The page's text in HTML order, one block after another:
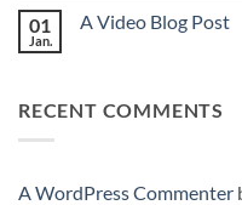
A
Gallery
A
01
Jan.
A Video Blog Post
Video
RECENT COMMENTS
A WordPress Commenter